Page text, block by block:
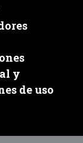
y
de uso